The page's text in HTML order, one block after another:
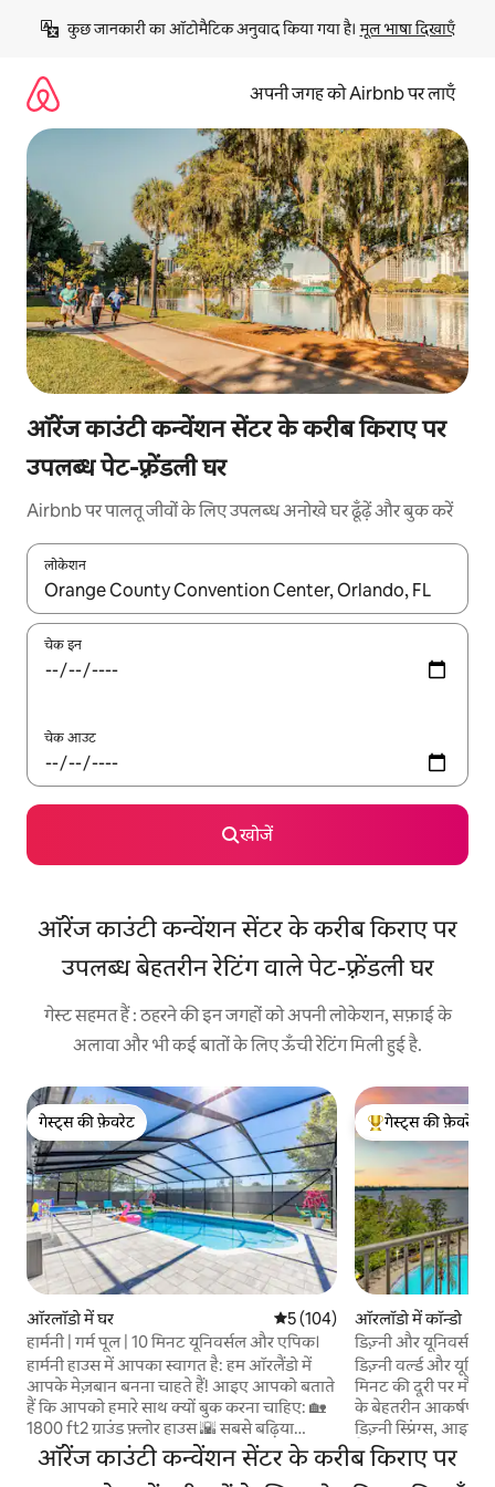
छोड़कर
कॉन्टेंट
कुछ जानकारी का ऑटोमैटिक अनुवाद किया गया है। मूल भाषा दिखाएँ
अपनी जगह को Airbnb पर लाएँ
ऑरेंज काउंटी कन्वेंशन सेंटर के करीब किराए पर
उपलब्ध पेट-फ़्रेंडली घर
Airbnb पर पालतू जीवों के लिए उपलब्ध अनोखे घर ढूँढ़ें और बुक करें
लोकेशन
नतीजों के उपलब्ध होने पर, अप और डाउन 'ऐरो की' का इस्तेमाल करके नेविगेट
चेक इन
चेक आउट
खोजें
ऑरेंज काउंटी कन्वेंशन सेंटर के करीब किराए पर
उपलब्ध बेहतरीन रेटिंग वाले पेट-फ़्रेंडली घर
गेस्ट सहमत हैं : ठहरने की इन जगहों को अपनी लोकेशन, सफ़ाई के
अलावा और भी कई बातों के लिए ऊँची रेटिंग मिली हुई है.
गेस्ट्स की फ़ेवरेट
गेस्ट्स की फ़ेवरेट
ऑरलॉडो में घर औसत रेटिंग 5 में से 5, 104 समीक्षाएँ
5 (104)
हार्मनी | गर्म पूल | 10 मिनट यूनिवर्सल और एपिक।
हार्मनी हाउस में आपका स्वागत है: हम ऑरलैंडो में
आपके मेज़बान बनना चाहते हैं! आइए आपको बताते
हैं कि आपको हमारे साथ क्यों बुक करना चाहिए: 🏡
1800 ft2 ग्राउंड फ़्लोर हाउस 🌇 सबसे बढ़िया
लोकेशन 🎢10 मिनट का यूनिवर्सल स्टूडियो 🎢13
मिनट का शानदार यूनिवर्स 🏰 20 मिनट का मैजिक
गेस्ट्स का टॉप फ़ेवरेट
गेस्ट्स की फ़ेवरेट
ऑरलॉडो में कॉन्डो
डिज़्नी और यूनिवर्सल
वॉटरफ़्रंट कॉन्डो
डिज़्नी वर्ल्ड और
मिनट की दूरी पर
के बेहतरीन आकर्षणों
डिज़्नी स्प्रिंग्स,
मैजिक किंगडम,
बहुत कुछ शामिल हैं।
ऑरेंज काउंटी कन्वेंशन सेंटर के करीब किराए पर